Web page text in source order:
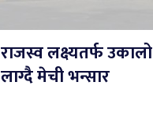
राजस्व लक्ष्यतर्फ उकालो
लाग्दै मेची भन्सार